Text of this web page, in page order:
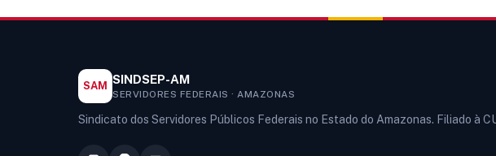
SAM SINDSEP-AM
SERVIDORES FEDERAIS · AMAZONAS
Sindicato dos Servidores Públicos Federais no Estado do Amazonas. Filiado à